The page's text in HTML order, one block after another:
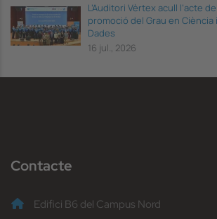
L’Auditori Vèrtex acull l’acte
promoció del Grau en Ciència
Dades
16 jul., 2026
Contacte
Edifici B6 del Campus Nord